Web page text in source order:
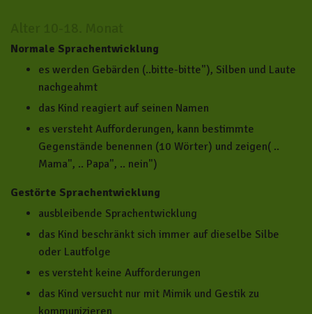
Normale Sprachentwicklung
es werden Gebärden (..bitte-bitte"), Silben und Laute
nachgeahmt
das Kind reagiert auf seinen Namen
es versteht Aufforderungen, kann bestimmte
Gegenstände benennen (10 Wörter) und zeigen( ..
Mama", .. Papa", .. nein")
Gestörte Sprachentwicklung
ausbleibende Sprachentwicklung
das Kind beschränkt sich immer auf dieselbe Silbe
oder Lautfolge
es versteht keine Aufforderungen
das Kind versucht nur mit Mimik und Gestik zu